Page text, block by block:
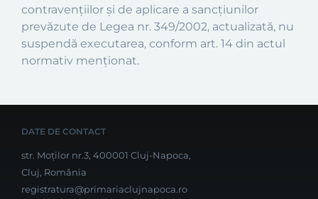
contravențiilor și de aplicare a sancțiunilor
prevăzute de Legea nr. 349/2002, actualizată, nu
suspendă executarea, conform art. 14 din actul
normativ menționat.
DATE DE CONTACT
str. Moților nr.3, 400001 Cluj-Napoca,
Cluj, România
registratura@primariaclujnapoca.ro